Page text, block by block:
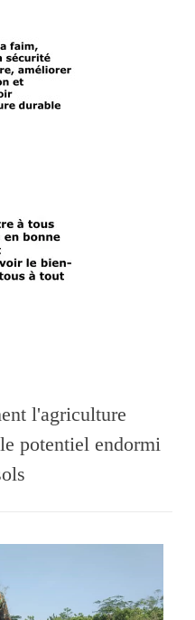
l'agriculture
potentiel endormi